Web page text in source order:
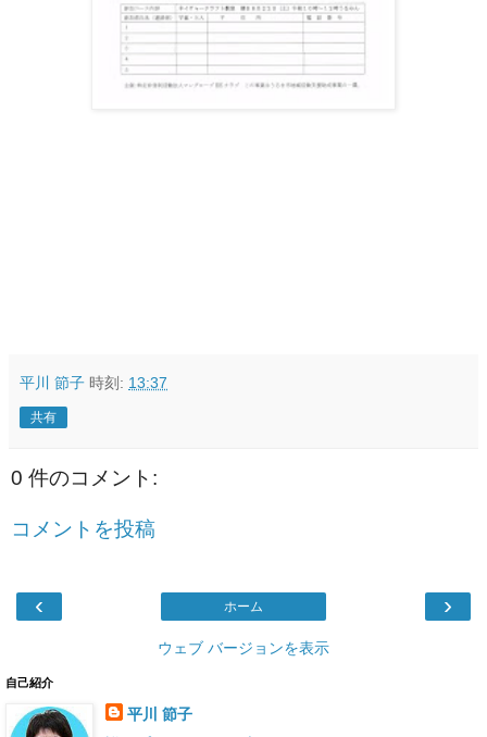
平川 節子 時刻: 13:37
共有
0 件のコメント:
コメントを投稿
‹ ›
ホーム
ウェブ バージョンを表示
自己紹介
平川 節子